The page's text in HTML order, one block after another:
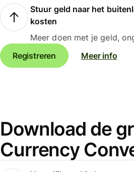
Stuur geld naar het
kosten
Meer doen met je geld,
Registreren
Meer info
Download de
Currency